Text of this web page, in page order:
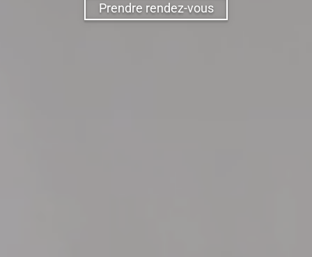
Prendre rendez-vous